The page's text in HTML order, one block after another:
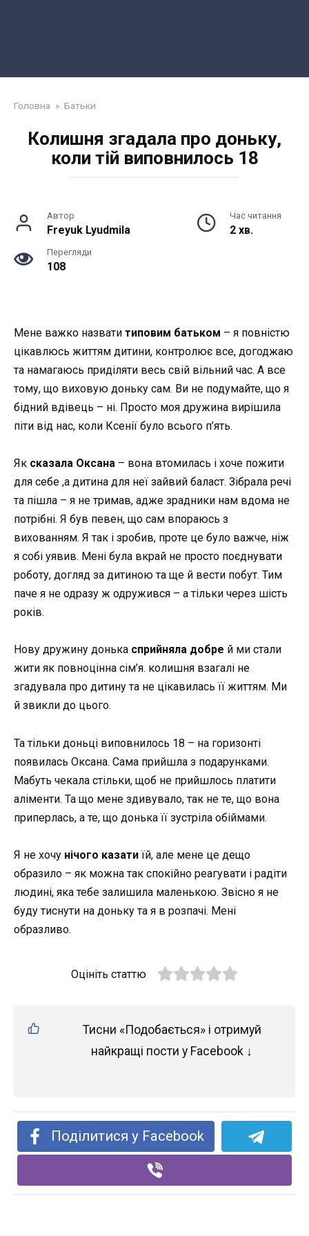
Головна » Батьки
Колишня згадала про доньку,
коли тій виповнилось 18
Автор
Freyuk Lyudmila
Час читання
2 хв.
Перегляди
108
Мене важко назвати типовим батьком – я повністю
цікавлюсь життям дитини, контролює все, догоджаю
та намагаюсь приділяти весь свій вільний час. А все
тому, що виховую доньку сам. Ви не подумайте, що я
бідний вдівець – ні. Просто моя дружина вирішила
піти від нас, коли Ксенії було всього п’ять.
Як сказала Оксана – вона втомилась і хоче пожити
для себе ,а дитина для неї зайвий баласт. Зібрала речі
та пішла – я не тримав, адже зрадники нам вдома не
потрібні. Я був певен, що сам впораюсь з
вихованням. Я так і зробив, проте це було важче, ніж
я собі уявив. Мені була вкрай не просто поєднувати
роботу, догляд за дитиною та ще й вести побут. Тим
паче я не одразу ж одружився – а тільки через шість
років.
Нову дружину донька сприйняла добре й ми стали
жити як повноцінна сім’я. колишня взагалі не
згадувала про дитину та не цікавилась її життям. Ми
й звикли до цього.
Та тільки доньці виповнилось 18 – на горизонті
появилась Оксана. Сама прийшла з подарунками.
Мабуть чекала стільки, щоб не прийшлось платити
аліменти. Та що мене здивувало, так не те, що вона
приперлась, а те, що донька її зустріла обіймами.
Я не хочу нічого казатиїй, але мене це дещо
образило – як можна так спокійно реагувати і радіти
людині, яка тебе залишила маленькою. Звісно я не
буду тиснути на доньку та я в розпачі. Мені
образливо.
Оцініть статтю
Тисни «Подобається» і отримуй
найкращі пости у Facebook ↓
Поділитися у Facebook